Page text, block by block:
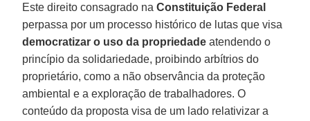
Este direito consagrado naConstituição Federal
perpassa por um processo histórico de lutas que visa
democratizar o uso da propriedade atendendo o
princípio da solidariedade, proibindo arbítrios do
proprietário, como a não observância da proteção
ambiental e a exploração de trabalhadores. O
conteúdo da proposta visa de um lado relativizar a